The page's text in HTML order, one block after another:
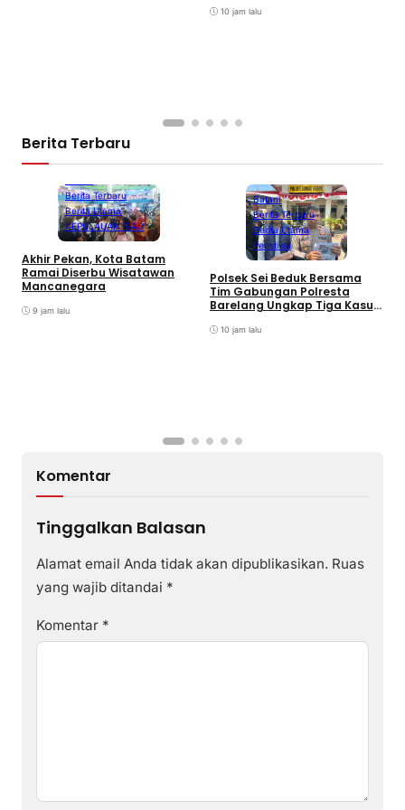
10 jam lalu
Berita Terbaru
Berita Terbaru
Berita Utama
KEPULAUAN RIAU
Akhir Pekan, Kota Batam
Ramai Diserbu Wisatawan
Mancanegara
9 jam lalu
Batam
Berita Terbaru
Berita Utama
Peristiwa
Polsek Sei Beduk Bersama
Tim Gabungan Polresta
Barelang Ungkap Tiga Kasus
10 jam lalu
Komentar
Tinggalkan Balasan
Alamat email Anda tidak akan dipublikasikan. Ruas
yang wajib ditandai *
Komentar *